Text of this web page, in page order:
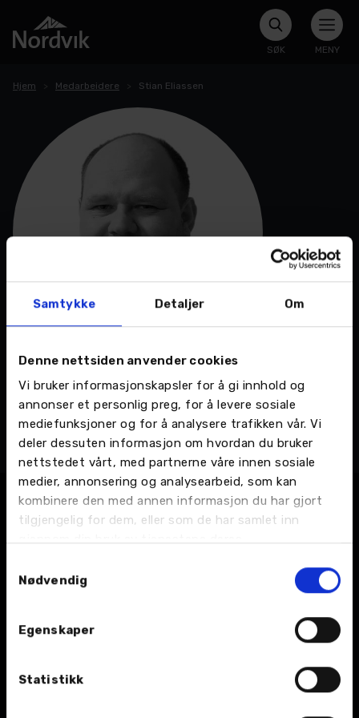
Samtykke Detaljer Om
Denne nettsiden anvender cookies
Vi bruker informasjonskapsler for å gi innhold og
annonser et personlig preg, for å levere sosiale
mediefunksjoner og for å analysere trafikken vår. Vi
deler dessuten informasjon om hvordan du bruker
nettstedet vårt, med partnerne våre innen sosiale
medier, annonsering og analysearbeid, som kan
kombinere den med annen informasjon du har gjort
tilgjengelig for dem, eller som de har samlet inn
gjennom din bruk av tjenestene deres.
Nødvendig
Egenskaper
Statistikk
SØK MENY
Hjem Medarbeidere Stian Eliassen
Ulvsvåg - Hamarøyveien 5679, Kunderådgivere
75 77 16 50
Send en e-post